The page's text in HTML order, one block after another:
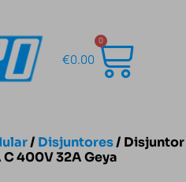
€0.00
0
/ Disjuntores/ Disjuntor
C 400V 32A Geya